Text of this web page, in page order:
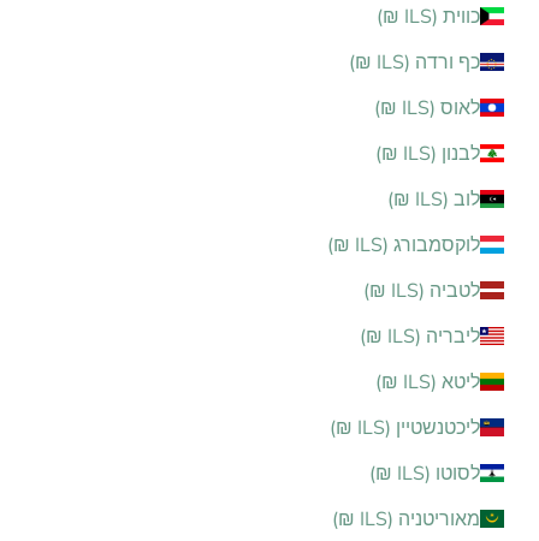
כווית (ILS ₪)
כף ורדה (ILS ₪)
לאוס (ILS ₪)
לבנון (ILS ₪)
לוב (ILS ₪)
לוקסמבורג (ILS ₪)
לטביה (ILS ₪)
ליבריה (ILS ₪)
ליטא (ILS ₪)
ליכטנשטיין (ILS ₪)
לסוטו (ILS ₪)
מאוריטניה (ILS ₪)